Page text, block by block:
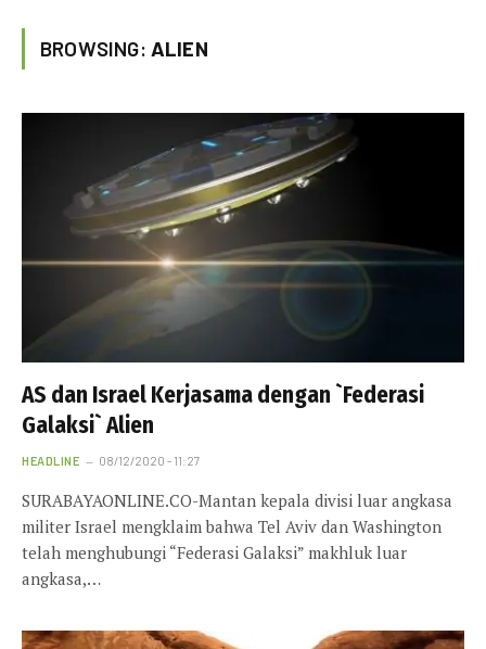
BROWSING: ALIEN
AS dan Israel Kerjasama dengan `Federasi
Galaksi` Alien
HEADLINE 08/12/2020 - 11:27
SURABAYAONLINE.CO-Mantan kepala divisi luar angkasa
militer Israel mengklaim bahwa Tel Aviv dan Washington
telah menghubungi “Federasi Galaksi” makhluk luar
angkasa,…